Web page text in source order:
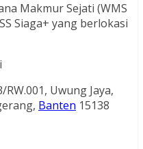
Makmur Sejati (WMS
Siaga+ yang berlokasi
Uwung Jaya,
Banten 15138